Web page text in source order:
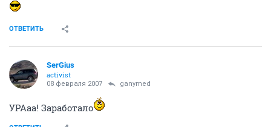
ОТВЕТИТЬ
SerGius
activist
08 февраля 2007 ganymed
УРАаа! Заработало